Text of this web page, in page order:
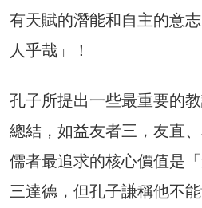
有天賦的潛能和自主的意
人乎哉」！
孔子所提出一些最重要的
總結，如益友者三，友直
儒者最追求的核心價值是
三達德，但孔子謙稱他不